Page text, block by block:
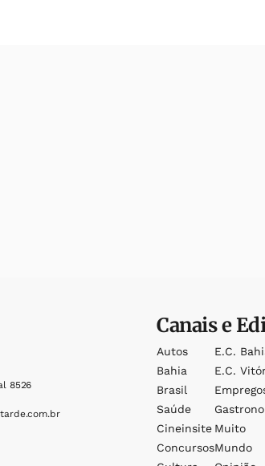
8526
Canais e
Autos
Bahia
Brasil
Saúde
Cineinsite
Concursos
E.c.
E.c.
Muito
Mundo